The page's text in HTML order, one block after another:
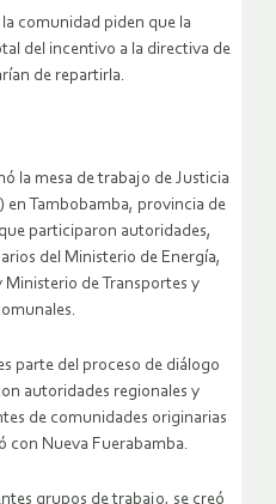
comunidad piden que la
del incentivo a la directiva de
de repartirla.
la mesa de trabajo de Justicia
Tambobamba, provincia de
participaron autoridades,
del Ministerio de Energía,
de Transportes y
parte del proceso de diálogo
autoridades regionales y
de comunidades originarias
con Nueva Fuerabamba.
grupos de trabajo, se creó